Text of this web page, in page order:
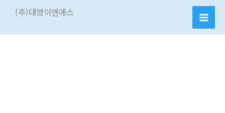
츠
(주)대영이엔에스